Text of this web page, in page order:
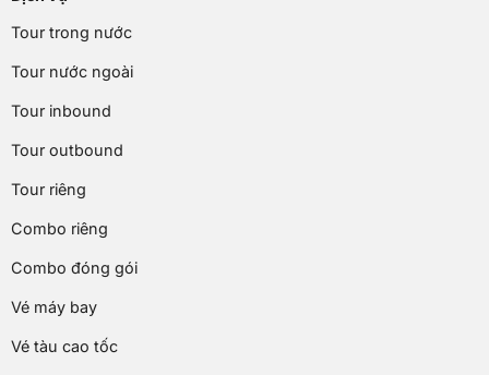
Tour trong nước
Tour nước ngoài
Tour inbound
Tour outbound
Tour riêng
Combo riêng
Combo đóng gói
Vé máy bay
Vé tàu cao tốc